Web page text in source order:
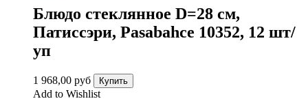
Блюдо стеклянное D=28 см,
Патиссэри, Pasabahce 10352, 12 шт/
уп
1 968,00 руб Купить
Add to Wishlist